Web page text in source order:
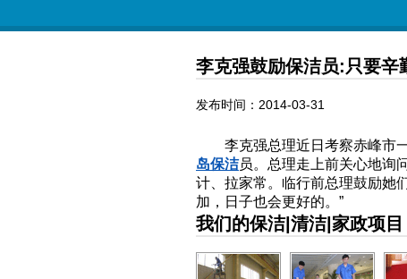
李克强鼓励保洁员:只要辛
发布时间：2014-03-31
李克强总理近日考察赤峰市一
岛保洁员。总理走上前关心地询
计、拉家常。临行前总理鼓励她
加，日子也会更好的。”
我们的保洁|清洁|家政项目